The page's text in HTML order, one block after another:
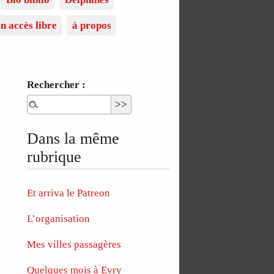
accès libre à propos
Rechercher :
Dans la même
rubrique
Et arriva le Patreon
L’organisation
Mes villes passagères
Quelques mois à Evry